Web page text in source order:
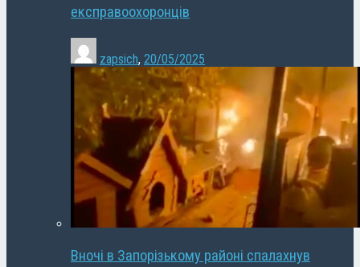
експравоохоронців
zapsich, 20/05/2025
Вночі в Запорізькому районі спалахнув